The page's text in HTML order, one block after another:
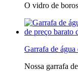
O vidro de
Garrafa de
Nossa garrafa